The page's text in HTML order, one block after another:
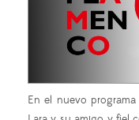
En el nuevo programa